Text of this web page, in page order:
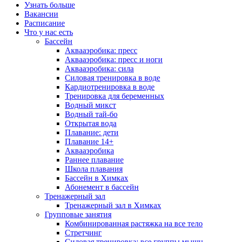
Узнать больше
Вакансии
Расписание
Что у нас есть
Бассейн
Аквааэробика: пресс
Аквааэробика: пресс и ноги
Аквааэробика: сила
Силовая тренировка в воде
Кардиотренировка в воде
Тренировка для беременных
Водный микст
Водный тай-бо
Открытая вода
Плавание: дети
Плавание 14+
Аквааэробика
Раннее плавание
Школа плавания
Бассейн в Химках
Абонемент в бассейн
Тренажерный зал
Тренажерный зал в Химках
Групповые занятия
Комбинированная растяжка на все тело
Стретчинг